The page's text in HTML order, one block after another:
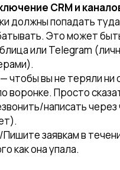
CRM и
должны попадать
Это может
или Telegram
чтобы вы не теряли ни
воронке. Просто
написать через
заявкам в
как она упала.